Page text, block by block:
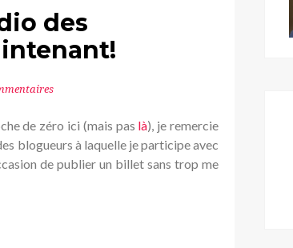
des
de zéro ici (mais pas là), je remercie
blogueurs à laquelle je participe avec
de publier un billet sans trop me